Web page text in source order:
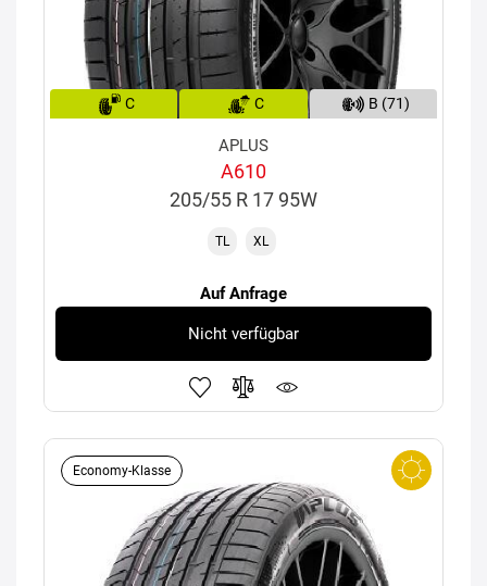
C C B (71)
APLUS
A610
205/55 R 17 95W
TL XL
Auf Anfrage
Nicht verfügbar
Economy-Klasse